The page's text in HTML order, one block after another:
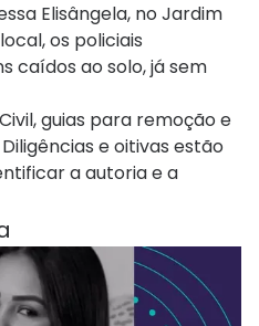
Elisângela, no Jardim
os policiais
caídos ao solo, já sem
guias para remoção e
e oitivas estão
a autoria e a